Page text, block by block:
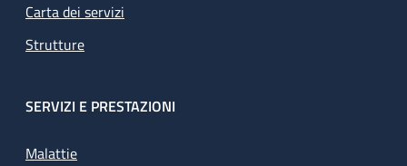
Carta dei servizi
Strutture
SERVIZI E PRESTAZIONI
Malattie